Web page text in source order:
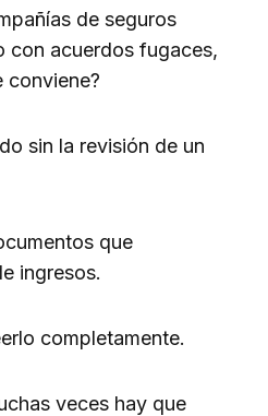
de seguros
con acuerdos fugaces,
conviene?
sin la revisión de un
que
ingresos.
completamente.
veces hay que